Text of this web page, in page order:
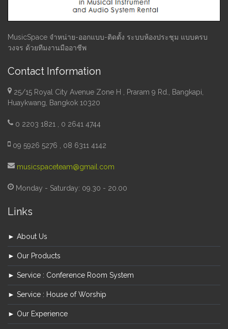
MusicSpace จำหน่าย-ออกแบบ-ติดตั้ง ระบบห้องประชุม แบบครบ
วงจร ด้วยทีมงานมืออาชีพ
Contact Information
25/15 Royal City Avenue Zone H , Praram 9 Rd., Bangkapi,
Huaykwang, Bangkok 10320
0 2203 1821 , 0 2641 4744
09 5926 5276 , 08 6311 4142
musicspaceteam@gmail.com
Monday - Saturday: 09.30 - 20.00
Links
► About Us
► Our Products
► Service : Conference Room System
► Service : House of Worship
► Our Experience